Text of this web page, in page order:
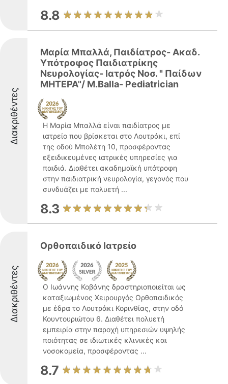
8.8
Διακριθέντες
Μαρία Μπαλλά, Παιδίατρος- Ακαδ.
Υπότροφος Παιδιατρίκης
Νευρολογίας- Ιατρός Νοσ. " Παίδων
ΜΗΤΕΡΑ"/ M.Balla- Pediatrician
Η Μαρία Μπαλλά είναι παιδίατρος με
ιατρείο που βρίσκεται στο Λουτράκι, επί
της οδού Μπολέτη 10, προσφέροντας
εξειδικευμένες ιατρικές υπηρεσίες για
παιδιά. Διαθέτει ακαδημαϊκή υπότροφη
στην παιδιατρική νευρολογία, γεγονός που
συνδυάζει με πολυετή ...
8.3
Διακριθέντες
Ορθοπαιδικό Ιατρείο
Ο Ιωάννης Κοβάνης δραστηριοποιείται ως
καταξιωμένος Χειρουργός Ορθοπαιδικός
με έδρα το Λουτράκι Κορινθίας, στην οδό
Κουντουριώτου 6. Διαθέτει πολυετή
εμπειρία στην παροχή υπηρεσιών υψηλής
ποιότητας σε ιδιωτικές κλινικές και
νοσοκομεία, προσφέροντας ...
8.7